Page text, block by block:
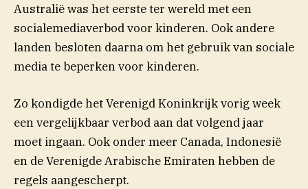
Australië was het eerste ter wereld met een
socialemediaverbod voor kinderen. Ook andere
landen besloten daarna om het gebruik van sociale
media te beperken voor kinderen.
Zo kondigde het Verenigd Koninkrijk vorig week
een vergelijkbaar verbod aan dat volgend jaar
moet ingaan. Ook onder meer Canada, Indonesië
en de Verenigde Arabische Emiraten hebben de
regels aangescherpt.